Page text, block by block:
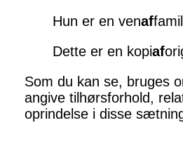
Hun er en venaf
Dette er en kopiaf
Som du kan se, bruges
angive tilhørsforhold,
oprindelse i disse